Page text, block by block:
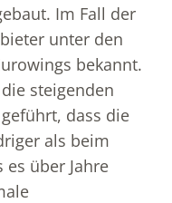
Im Fall der
unter den
bekannt.
steigenden
dass die
als beim
über Jahre